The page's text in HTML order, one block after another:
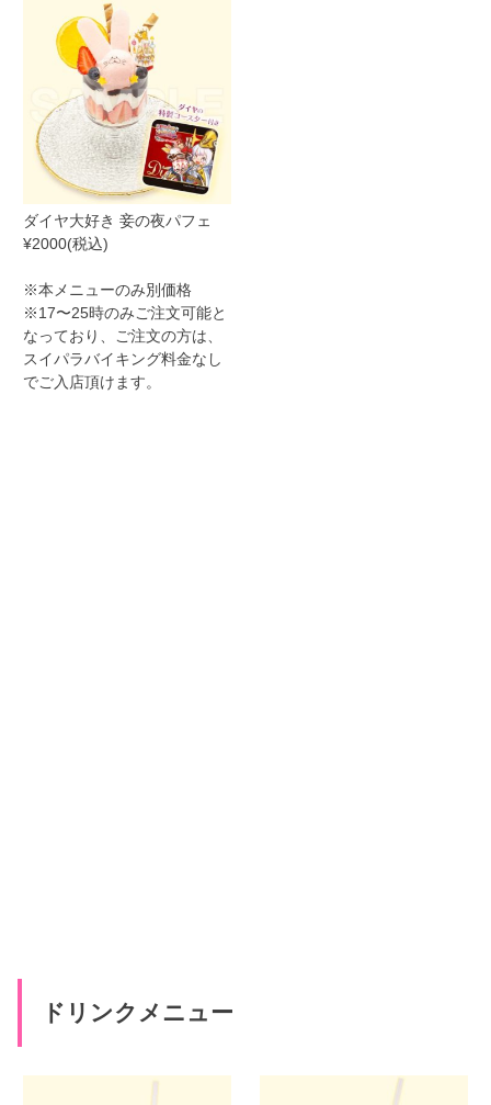
ダイヤ大好き 妾の夜パフェ
¥2000(税込)
※本メニューのみ別価格
※17〜25時のみご注文可能と
なっており、ご注文の方は、
スイパラバイキング料金なし
でご入店頂けます。
ドリンクメニュー